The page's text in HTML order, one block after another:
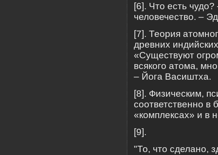
[6]. Что есть
человечество. –
[7]. Теория
древних
«Существуют
всякого атома,
– Йога Васиштха.
[8]. Физическим,
соответственно в
«комплексах» и в
[9].
"То, что сделано,